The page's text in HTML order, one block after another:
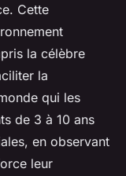
Cette
la célèbre
la
qui les
de 3 à 10 ans
en observant
leur